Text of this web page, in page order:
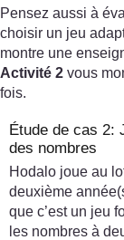
Pensez aussi à
choisir un jeu
montre une
Activité 2 vous
fois.
Étude de cas 2:
des nombres
Hodalo joue au
deuxième
que c’est un jeu
les nombres à